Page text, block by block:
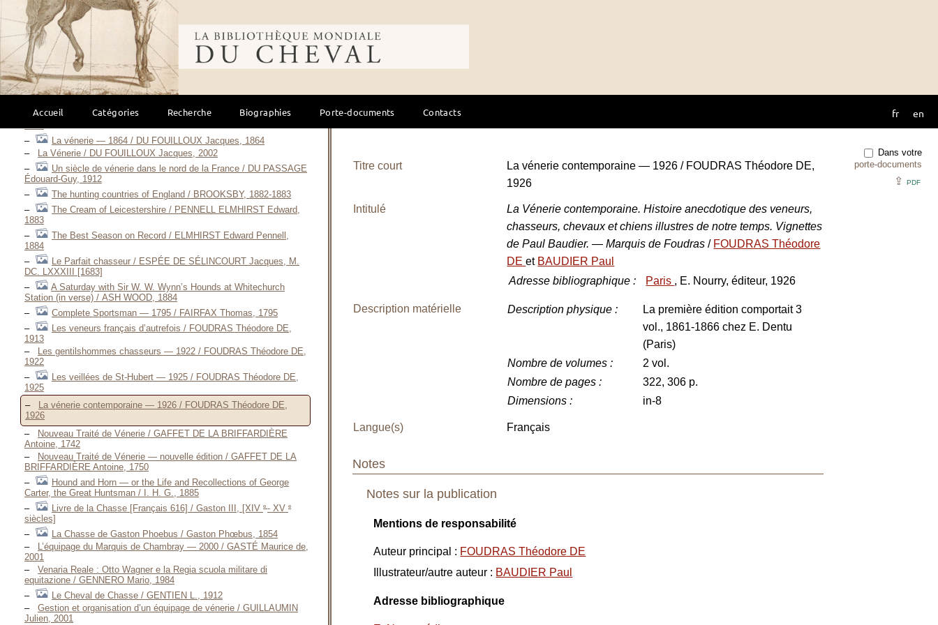
Bibliothèque mondiale du cheval
Accueil Catégories Recherche Biographies Porte-documents Contacts fr en
Tom Crackenthorpe / CLARKE Charles, 1867
Les Chasses et le Sport en Hongrie / Collectif, S. D. [1857]
A New Book of Sports / Collectif, 1885
Pau — Cheval et tradition / Collectif, 1990
La Chasse à courre / CRAFTY, S. D. (1886)
Pau Hunt / DESBOIS, S. D.
Le parfait chasseur / DESGRAVIERS Auguste-Claude, 1810
The Noble Arte of Venerie or Hvnting / DU FOUILLOUX Jacques,
La vénerie — 1864 / DU FOUILLOUX Jacques, 1864
La Vénerie / DU FOUILLOUX Jacques, 2002
Un siècle de vénerie dans le nord de la France / DU PASSAGE
Édouard-Guy, 1912
The hunting countries of England / BROOKSBY, 1882-1883
The Cream of Leicestershire / PENNELL ELMHIRST Edward,
1883
The Best Season on Record / ELMHIRST Edward Pennell,
1884
Le Parfait chasseur / ESPÉE DE SÉLINCOURT Jacques, M.
DC. LXXXIII [1683]
A Saturday with Sir W. W. Wynn’s Hounds at Whitechurch
Station (in verse) / ASH WOOD, 1884
Complete Sportsman — 1795 / FAIRFAX Thomas, 1795
Les veneurs français d’autrefois / FOUDRAS Théodore DE,
1913
Les gentilshommes chasseurs — 1922 / FOUDRAS Théodore DE,
1922
Les veillées de St-Hubert — 1925 / FOUDRAS Théodore DE,
1925
La vénerie contemporaine — 1926 / FOUDRAS Théodore DE,
1926
Nouveau Traité de Vénerie / GAFFET DE LA BRIFFARDIÈRE
Antoine, 1742
Nouveau Traité de Vénerie — nouvelle édition / GAFFET DE LA
BRIFFARDIÈRE Antoine, 1750
Hound and Horn — or the Life and Recollections of George
Carter, the Great Huntsman / I. H. G., 1885
Livre de la Chasse [Français 616] / Gaston III, [XIV e - XV e
siècles]
La Chasse de Gaston Phoebus / Gaston Phœbus, 1854
L’équipage du Marquis de Chambray — 2000 / GASTÉ Maurice de,
2001
Venaria Reale : Otto Wagner e la Regia scuola militare di
equitazione / GENNERO Mario, 1984
Le Cheval de Chasse / GENTIEN L., 1912
Gestion et organisation d’un équipage de vénerie / GUILLAUMIN
Julien, 2001
Dans votre
porte-documents
⇪ PDF
Titre court
La vénerie contemporaine — 1926 / FOUDRAS Théodore DE,
1926
Intitulé
La Vénerie contemporaine. Histoire anecdotique des veneurs,
chasseurs, chevaux et chiens illustres de notre temps. Vignettes
de Paul Baudier. — Marquis de Foudras/ FOUDRAS Théodore
DEet BAUDIER Paul
Adresse bibliographique : Paris , E. Nourry, éditeur, 1926
Description matérielle Description physique :
La première édition comportait 3
vol., 1861-1866 chez E. Dentu
(Paris)
Nombre de volumes :
2 vol.
Nombre de pages :
322, 306 p.
Dimensions : in-8
Langue(s) Français
Notes
Notes sur la publication
Mentions de responsabilité
Auteur principal : FOUDRAS Théodore DE
Illustrateur/autre auteur : BAUDIER Paul
Adresse bibliographique